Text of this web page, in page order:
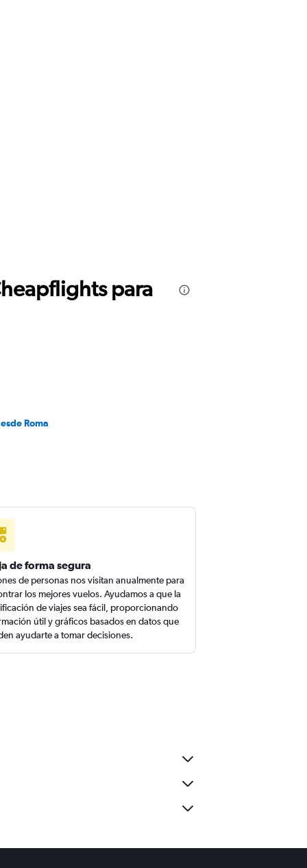
para
Roma
de forma segura
de personas nos visitan anualmente para
los mejores vuelos. Ayudamos a que la
de viajes sea fácil, proporcionando
útil y gráficos basados en datos que
ayudarte a tomar decisiones.